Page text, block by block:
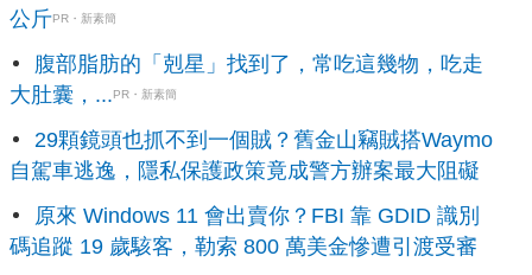
公斤PR・新素簡
腹部脂肪的「剋星」找到了，常吃這幾物，吃走
大肚囊，... PR・新素簡
29顆鏡頭也抓不到一個賊？舊金山竊賊搭Waymo
自駕車逃逸，隱私保護政策竟成警方辦案最大阻礙
原來 Windows 11 會出賣你？FBI 靠 GDID 識別
碼追蹤 19 歲駭客，勒索 800 萬美金慘遭引渡受審